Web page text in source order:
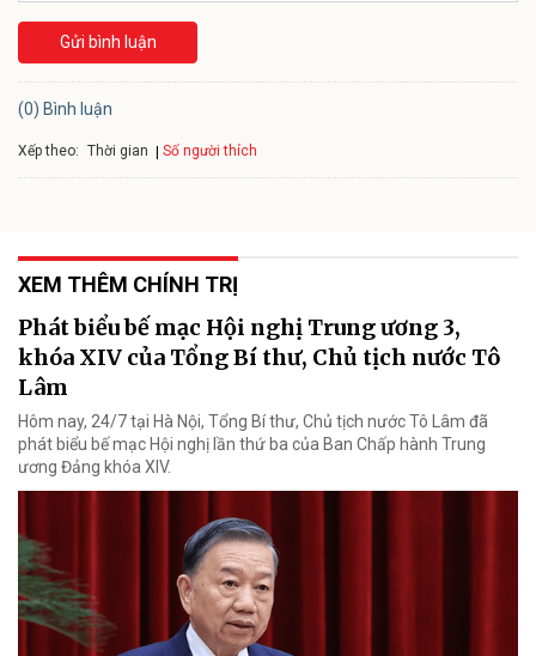
Gửi bình luận
(0) Bình luận
Xếp theo: Thời gian Số người thích
XEM THÊM CHÍNH TRỊ
Phát biểu bế mạc Hội nghị Trung ương 3,
khóa XIV của Tổng Bí thư, Chủ tịch nước Tô
Lâm
Hôm nay, 24/7 tại Hà Nội, Tổng Bí thư, Chủ tịch nước Tô Lâm đã
phát biểu bế mạc Hội nghị lần thứ ba của Ban Chấp hành Trung
ương Đảng khóa XIV.